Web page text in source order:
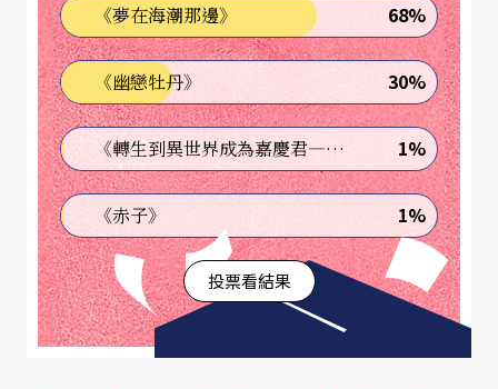
呈二分的狀態，而是某種程度地相互重疊。換句俗
話說，「見人說人話，見鬼說鬼話」不是病態，是
常態。如此一來，我們不應將娜拉所扮演的小女人
詮釋爲「虛假的」，如果它算是面具（mask），它
是帶有自我色彩的面具。因此，小女人的身分是爲
娜拉的自我所認同的：在劇尾徹底轉型之前，娜拉
內化了父權社會對女人的界定與框限。
角色扮演往往涉及權力遊戲（power play）。然
而，在這對夫妻的權力遊戲裡，到底是誰眞正佔了
《夢在海潮那邊》 68%
《幽戀牡丹》 30%
《轉生到異世界成為嘉慶君—發現我的祖先是詐騙集團!?》 1%
《赤子》 1%
投票看結果